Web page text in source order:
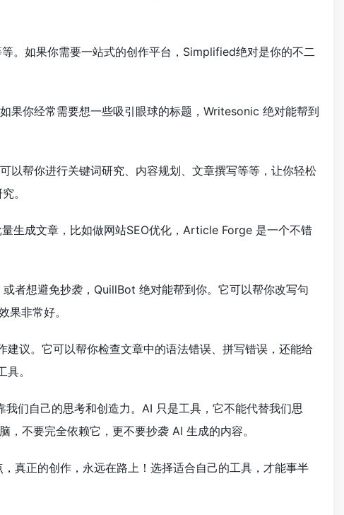
。如果你需要一站式的创作平台，Simplified绝对是你的不二
果你经常需要想一些吸引眼球的标题，Writesonic 绝对能帮到
以帮你进行关键词研究、内容规划、文章撰写等等，让你轻松
。
生成文章，比如做网站SEO优化，Article Forge 是一个不错
者想避免抄袭，QuillBot 绝对能帮到你。它可以帮你改写句
果非常好。
议。它可以帮你检查文章中的语法错误、拼写错误，还能给
。
们自己的思考和创造力。AI 只是工具，它不能代替我们思
不要完全依赖它，更不要抄袭 AI 生成的内容。
真正的创作，永远在路上！选择适合自己的工具，才能事半